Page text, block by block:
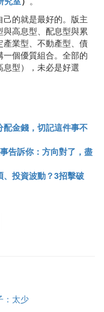
的就是最好的。版主
高息型、配息型與累
業型、不動產型、債
個優質組合。全部的
型），未必是好選
金錢，切記這件事不
告訴你：方向對了，盡
投資波動？3招擊破
：太少